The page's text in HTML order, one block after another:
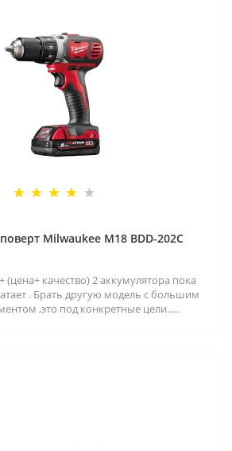
Milwaukee M18 BDD-202C
(цена+ качество) 2 аккумулятора пока
. Брать другую модель с большим
,это под конкретные цели.....